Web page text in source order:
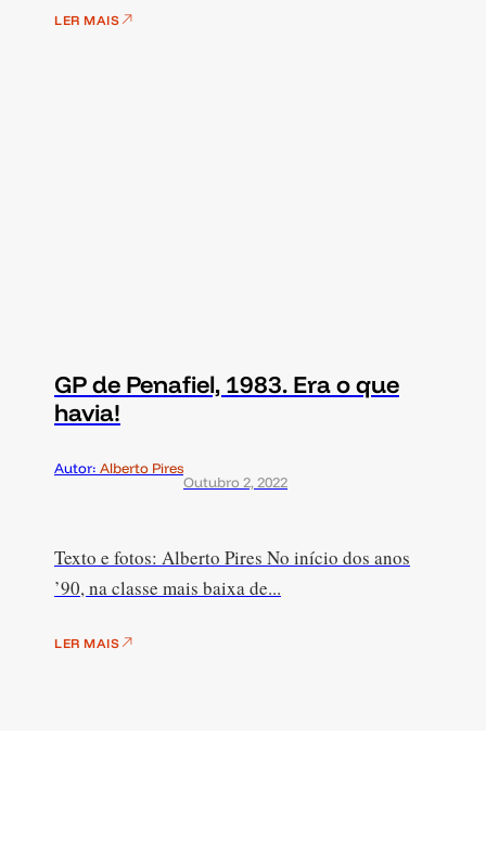
LER MAIS
GP de Penafiel, 1983. Era o que
havia!
Autor: Alberto Pires
Outubro 2, 2022
Texto e fotos: Alberto Pires No início dos anos
’90, na classe mais baixa de...
LER MAIS